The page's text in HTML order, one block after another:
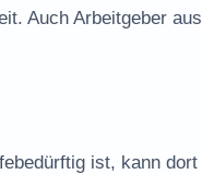
Auch Arbeitgeber aus
ist, kann dort